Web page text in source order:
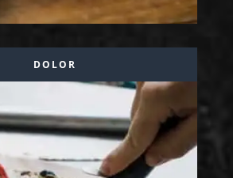
DOLOR